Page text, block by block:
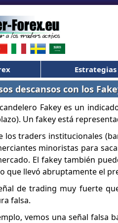
Estrategias
descansos con los
Fakey es un
Un fakey está
los traders institucionales
minoristas para
El fakey también
que llevó abruptamente el
de trading muy fuerte
falsa.
vemos una señal falsa